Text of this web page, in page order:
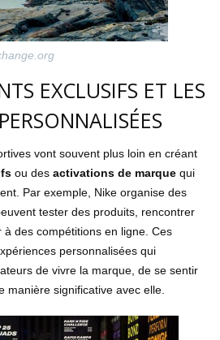
EXCLUSIFS ET LES
vont souvent plus loin en créant
ou des activations de marque qui
Par exemple, Nike organise des
tester des produits, rencontrer
des compétitions en ligne. Ces
personnalisées qui
de vivre la marque, de se sentir
manière significative avec elle.